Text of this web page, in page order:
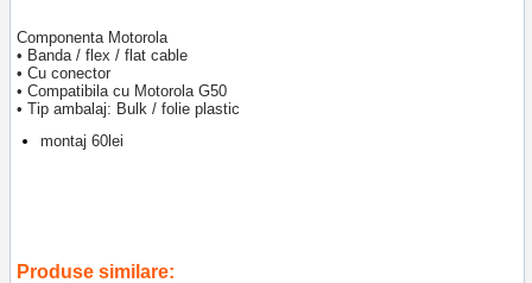
Componenta Motorola
• Banda / flex / flat cable
• Cu conector
• Compatibila cu Motorola G50
• Tip ambalaj: Bulk / folie plastic
montaj 60lei
Produse similare: